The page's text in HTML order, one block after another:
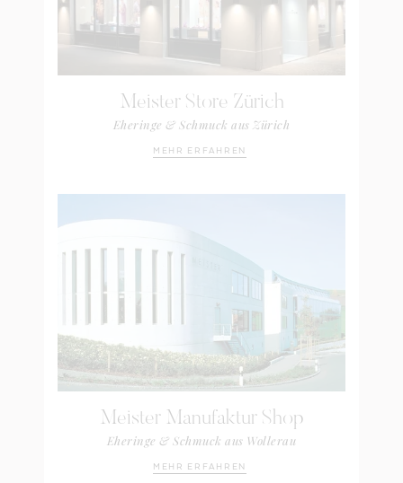
Meister Store Zürich
Eheringe & Schmuck aus Zürich
MEHR ERFAHREN
Meister Manufaktur Shop
Eheringe & Schmuck aus Wollerau
MEHR ERFAHREN